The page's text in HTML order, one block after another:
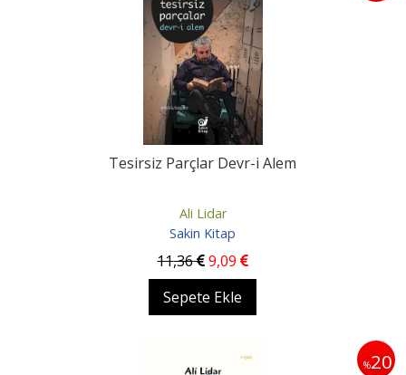
Tesirsiz Parçlar Devr-i Alem
Ali Lidar
Sakin Kitap
11,36 9,09
Sepete Ekle
%20